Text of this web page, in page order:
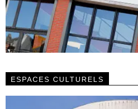
ESPACES CULTURELS